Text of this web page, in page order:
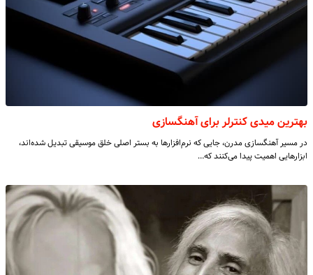
بهترین میدی کنترلر برای آهنگسازی
در مسیر آهنگسازی مدرن، جایی که نرم‌افزارها به بستر اصلی خلق موسیقی تبدیل شده‌اند،
ابزارهایی اهمیت پیدا می‌کنند که…